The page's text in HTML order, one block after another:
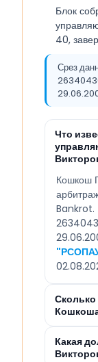
Блок
40,
Срез
Что
Кошкош
Bankrot.
Сколько
Какая